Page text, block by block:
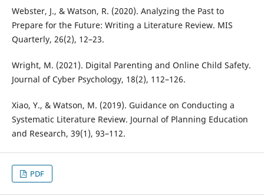
Webster, J., & Watson, R. (2020). Analyzing the Past to
Prepare for the Future: Writing a Literature Review. MIS
Quarterly, 26(2), 12–23.
Wright, M. (2021). Digital Parenting and Online Child Safety.
Journal of Cyber Psychology, 18(2), 112–126.
Xiao, Y., & Watson, M. (2019). Guidance on Conducting a
Systematic Literature Review. Journal of Planning Education
and Research, 39(1), 93–112.
PDF